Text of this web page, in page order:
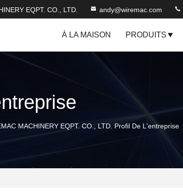
EQPT. CO., LTD. andy@wiremac.com
À LA MAISON PRODUITS
MACHINERY EQPT. CO., LTD. Profil De L'entreprise